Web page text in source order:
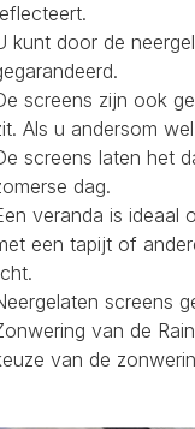
kunt door de
screens zijn ook
Als u andersom
screens laten het
dag.
veranda is ideaal
een tapijt of
screens
van de
van de